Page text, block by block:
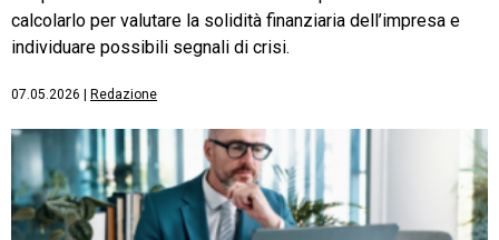
calcolarlo per valutare la solidità finanziaria dell’impresa e
individuare possibili segnali di crisi.
07.05.2026 Redazione